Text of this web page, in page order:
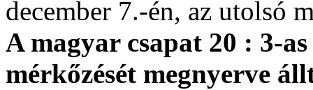
december 7.-én, az utolsó
A magyar csapat 20 : 3-
mérkőzését megnyerve